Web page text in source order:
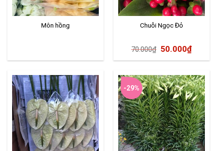
Môn hồng Chuỗi Ngọc Đỏ
70.000₫ 50.000₫
-29%